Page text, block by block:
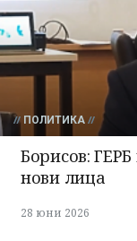
ПОЛИТИКА
Борисов:
нови лица
28 юни 2026